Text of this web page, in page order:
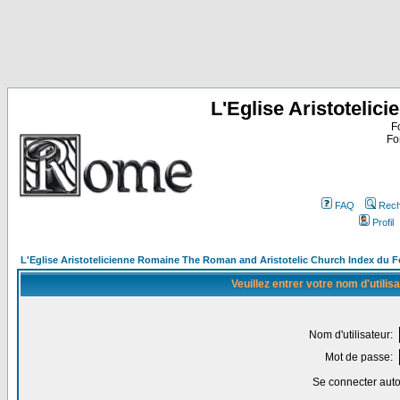
L'Eglise
FAQ
Profil
L'Eglise Aristotelicienne Romaine The Roman and Aristotelic Church Index du
Veuillez entrer votre nom
Nom d'utilisateur:
Mot de passe:
Se connecter